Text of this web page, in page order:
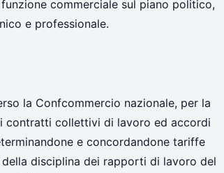
commerciale sul piano politico,
e professionale.
la Confcommercio nazionale, per la
contratti collettivi di lavoro ed accordi
e concordandone tariffe
disciplina dei rapporti di lavoro del